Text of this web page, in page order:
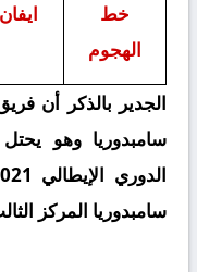
خط
الهجوم
الجدير بالذكر أن
سامبدوريا وهو
سامبدوريا المركز